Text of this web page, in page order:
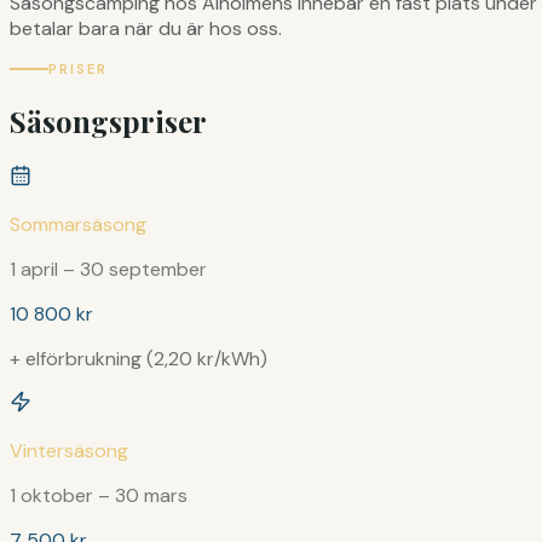
betalar bara när du är hos oss.
PRISER
Säsongspriser
Sommarsäsong
1 april – 30 september
10 800 kr
+ elförbrukning (2,20 kr/kWh)
Vintersäsong
1 oktober – 30 mars